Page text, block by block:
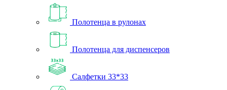
Полотенца в рулонах
Полотенца для диспенсеров
Салфетки 33*33